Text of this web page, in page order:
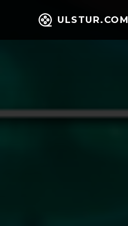
ULSTUR.COM